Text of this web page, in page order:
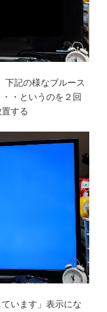
下記の様なブルース
・というのを２回
する
います」表示にな